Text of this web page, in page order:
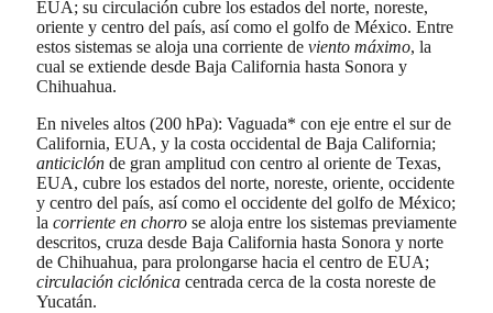
EUA; su circulación cubre los estados del norte, noreste,
oriente y centro del país, así como el golfo de México. Entre
estos sistemas se aloja una corriente de viento máximo, la
cual se extiende desde Baja California hasta Sonora y
Chihuahua.
En niveles altos (200 hPa): Vaguada* con eje entre el sur de
California, EUA, y la costa occidental de Baja California;
anticiclón de gran amplitud con centro al oriente de Texas,
EUA, cubre los estados del norte, noreste, oriente, occidente
y centro del país, así como el occidente del golfo de México;
la corriente en chorro se aloja entre los sistemas previamente
descritos, cruza desde Baja California hasta Sonora y norte
de Chihuahua, para prolongarse hacia el centro de EUA;
circulación ciclónica centrada cerca de la costa noreste de
Yucatán.